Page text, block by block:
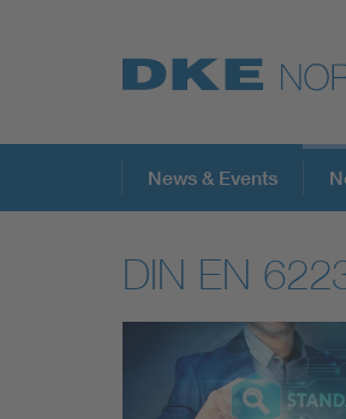
Top-Themen
VDE Fokusthemen
Digital Security
News & Events
DIN EN